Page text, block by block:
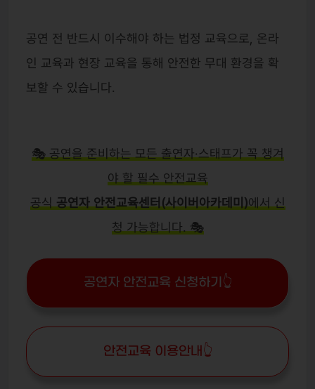
공연 전 반드시 이수해야 하는 법정 교육으로, 온라
인 교육과 현장 교육을 통해 안전한 무대 환경을 확
보할 수 있습니다.
🎭 공연을 준비하는 모든 출연자·스태프가 꼭 챙겨
야 할 필수 안전교육
공식공연자 안전교육센터(사이버아카데미)에서 신
청 가능합니다. 🎭
공연자 안전교육 신청하기👆
안전교육 이용안내👆